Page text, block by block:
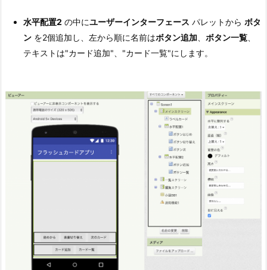
水平配置2 の中にユーザーインターフェース パレットから ボタ
ン を2個追加し、左から順に名前はボタン追加 ボタン一覧
テキストは"カード追加"、"カード一覧"にします。